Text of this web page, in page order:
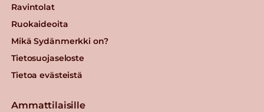
Ravintolat
Ruokaideoita
Mikä Sydänmerkki on?
Tietosuojaseloste
Tietoa evästeistä
Ammattilaisille